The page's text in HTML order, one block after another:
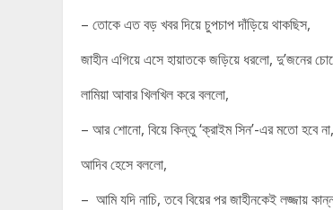
– তোকে এত বড় খবর দিয়ে চুপচাপ দাঁড়িয়ে থাকছিস,
জাহীন এগিয়ে এসে হায়াতকে জড়িয়ে ধরলো, দু’জনের
লামিয়া আবার খিলখিল করে বললো,
– আর শোনো, বিয়ে কিন্তু ‘ক্রাইম সিন’-এর মতো হবে
আদিব হেসে বললো,
– আমি যদি নাচি, তবে বিয়ের পর জাহীনকেই লজ্জায়